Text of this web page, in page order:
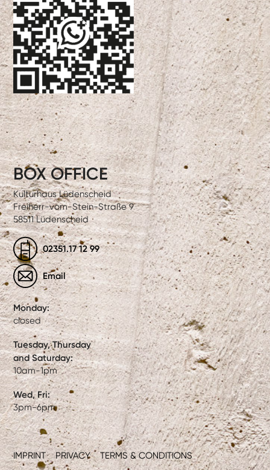
IMPRINT PRIVACY TERMS & CONDITIONS
BOX OFFICE
Kulturhaus Lüdenscheid
Freiherr-vom-Stein-Straße 9
58511 Lüdenscheid
02351.17 12 99
Email
Monday:
closed
Tuesday, Thursday
and Saturday:
10am-1pm
Wed, Fri:
3pm-6pm